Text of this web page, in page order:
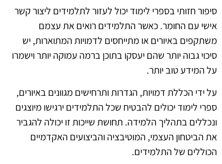
סיפור חזותי בספרי לימוד יכול לעזור לתלמידים ליצור קשר
אישי עם החומר. כאשר התלמידים רואים את עצמם
משתקפים באיורים או מתייחסים לדמויות המתוארות, יש
סיכוי גבוה יותר שהם יעסקו בתוכן ברמה עמוקה יותר וישמרו
על המידע טוב יותר.
על ידי הכללת דמויות, הגדרות ותרחישים מגוונים באיורים,
ספרי לימוד יכולים להבטיח שכל התלמידים ירגישו מיוצגים
ונכללים בתהליך הלמידה. תחושת שייכות זו יכולה להגביר
את הביטחון העצמי, המוטיבציה והביצועים האקדמיים
הכוללים של התלמידים.